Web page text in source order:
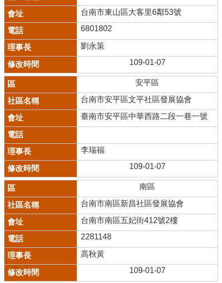
台南市東山區大客里6鄰53號
6801802
劉永策
109-01-07
安平區
台南市安平區文平社區發展協會
臺南市安平區中華西路二段一巷一號
李瑞福
109-01-07
南區
台南市南區新昌社區發展協會
台南市南區五妃街412號2樓
2281148
高秋黃
109-01-07